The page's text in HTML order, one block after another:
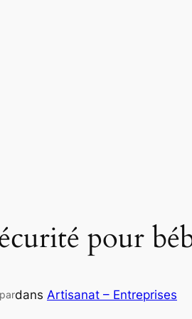
pour
pardans Artisanat – Entreprises